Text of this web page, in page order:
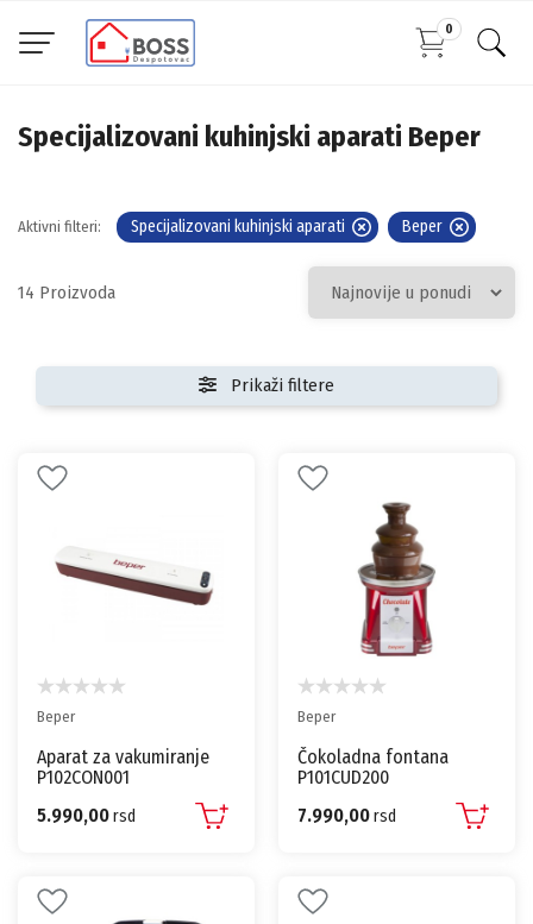
0
Specijalizovani kuhinjski aparati Beper
Aktivni filteri: Specijalizovani kuhinjski aparati Beper
14
Prikaži filtere
Beper
Aparat za vakumiranje
P102CON001
5.990,00rsd
Beper
Čokoladna fontana
P101CUD200
7.990,00rsd